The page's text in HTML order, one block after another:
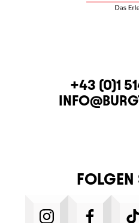
KONTAKTTELEFON
+43 (0)1
E-MAIL
FOLGEN
INSTAGRAM